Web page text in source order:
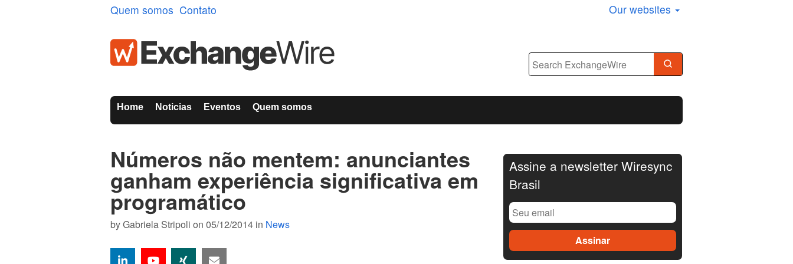
Quem somos Contato Our websites
Home Noticias Eventos Quem somos
Números não mentem: anunciantes
ganham experiência significativa em
programático
byGabriela Stripoli on 05/12/2014 in News
Assine a newsletter Wiresync
Brasil